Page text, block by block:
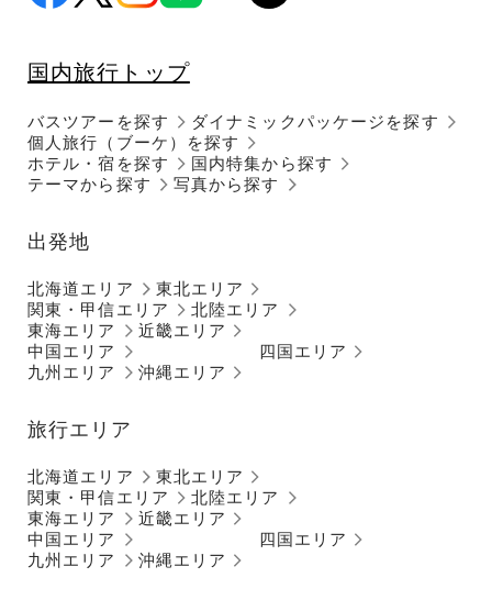
国内旅行トップ
バスツアーを探す
個人旅行（ブーケ）を探す
ダイナミックパッケージを探す
ホテル・宿を探す
国内特集から探す
テーマから探す
写真から探す
出発地
北海道エリア
東北エリア
関東・甲信エリア
北陸エリア
東海エリア
近畿エリア
中国エリア
四国エリア
九州エリア
沖縄エリア
旅行エリア
北海道エリア
東北エリア
関東・甲信エリア
北陸エリア
東海エリア
近畿エリア
中国エリア
四国エリア
九州エリア
沖縄エリア